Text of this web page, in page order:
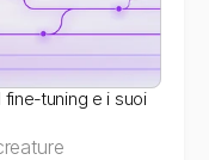
fine-tuning e i suoi